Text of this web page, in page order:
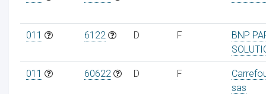
011 6122 D F
BNP
011 60622 D F
sas